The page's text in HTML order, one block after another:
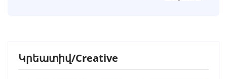
Կրեատիվ/Creative